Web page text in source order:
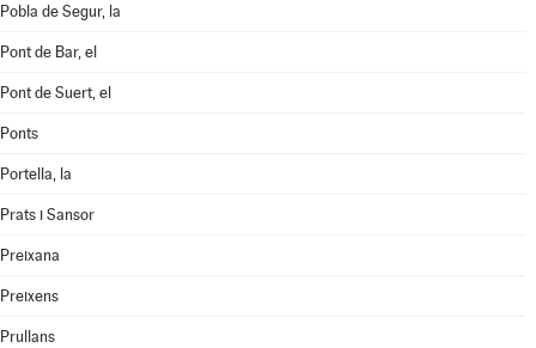
Pobla de Segur, la
Pont de Bar, el
Pont de Suert, el
Ponts
Portella, la
Prats i Sansor
Preixana
Preixens
Prullans